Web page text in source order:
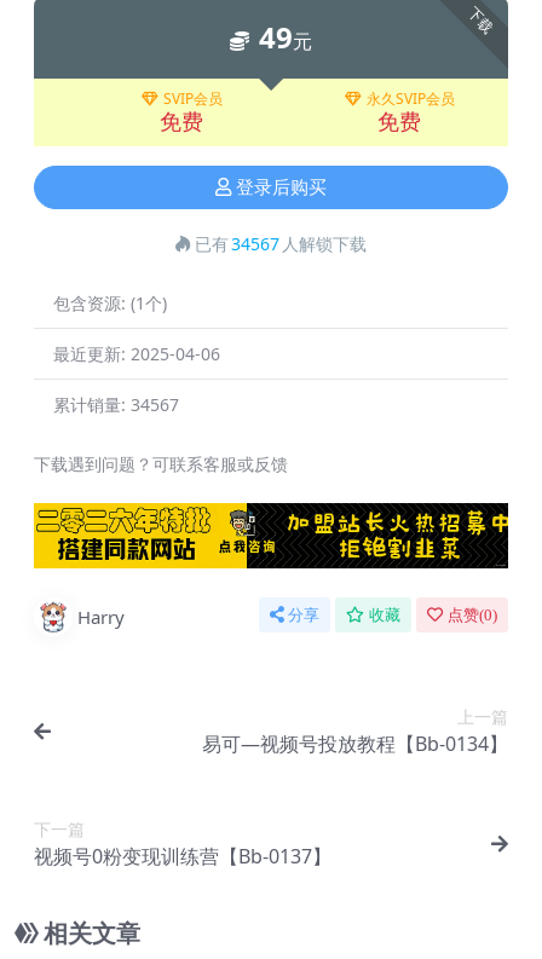
下载
49元
SVIP会员
免费
永久SVIP会员
免费
登录后购买
已有34567 人解锁下载
包含资源: (1个)
最近更新: 2025-04-06
累计销量: 34567
下载遇到问题？可联系客服或反馈
Harry 分享 收藏 点赞(0)
上一篇
易可—视频号投放教程【Bb-0134】
下一篇
视频号0粉变现训练营【Bb-0137】
相关文章